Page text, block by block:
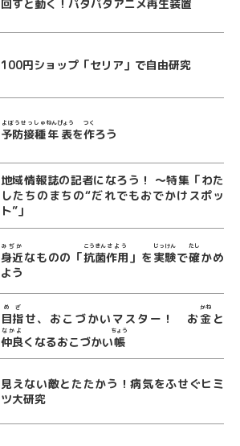
回すと動く！パタパタアニメ再生装置
100円ショップ「セリア」で自由研究
予防接種
よぼうせっしゅ
年表
ねんぴょう
を作
つく
ろう
地域情報誌の記者になろう！ ～特集「わた
したちのまちの“だれでもおでかけスポッ
ト”」
身近
みぢか
なものの「抗菌
こうきん
作用
さよう
」を 実験
じっけん
で確
たし
かめ
よう
目指
めざ
せ、おこづかいマスター！ お金
かね
と
仲良
なかよ
くなるおこづかい帳
ちょう
見えない敵とたたかう！病気をふせぐヒミ
ツ大研究